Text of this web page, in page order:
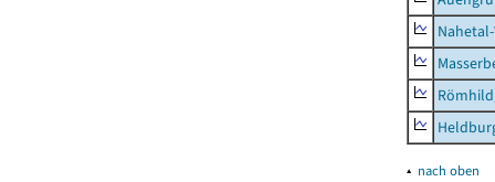
▴ nach oben